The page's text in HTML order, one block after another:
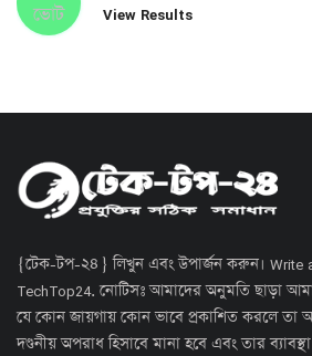
ভোট View Results
{টেক-টপ-২৪} লিখুন এবং উপার্জন করুন। Write
TechTop24. নোটিসঃ আমাদের অনুমতি ছাড়া
যে কোন জায়গায় কোন ভাবে প্রকাশিত করলে
দণ্ডনীয় অপরাধ হিসাবে মানা হবে এবং তার